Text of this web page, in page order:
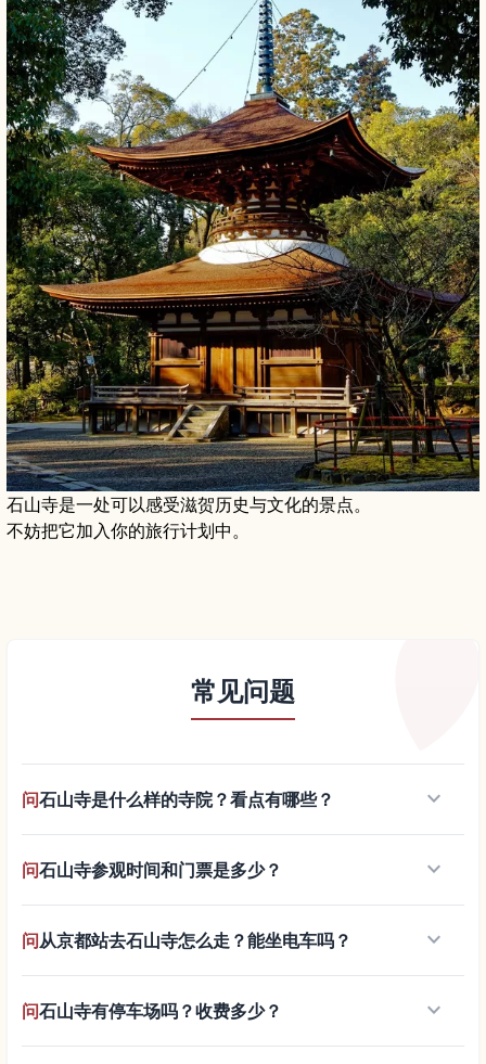
石山寺是一处可以感受滋贺历史与文化的景点。
不妨把它加入你的旅行计划中。
常见问题
问石山寺是什么样的寺院？看点有哪些？ keyboard_arrow_down
问石山寺参观时间和门票是多少？ keyboard_arrow_down
问从京都站去石山寺怎么走？能坐电车吗？ keyboard_arrow_down
问石山寺有停车场吗？收费多少？ keyboard_arrow_down